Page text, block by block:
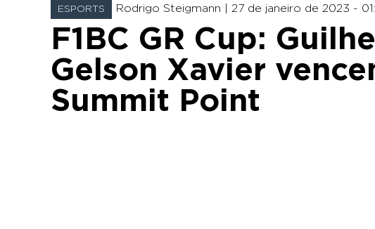
ESPORTS Rodrigo Steigmann | 27 de janeiro de 2023 -
F1BC GR Cup:
Gelson Xavier
Summit Point